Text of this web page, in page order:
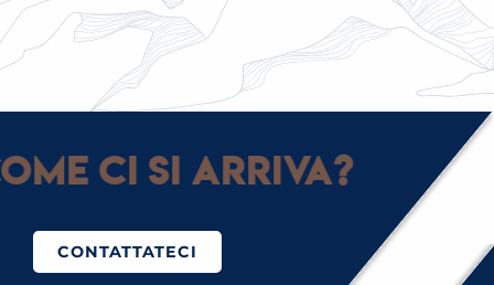
ATTIVITÀ SULLA NEVE
ci si arriva?
CONTATTATECI